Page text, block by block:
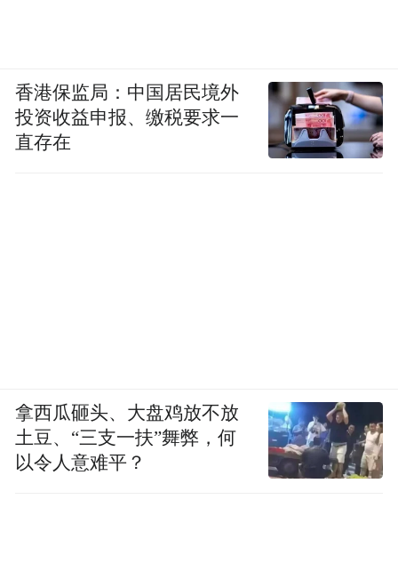
香港保监局：中国居民境外
投资收益申报、缴税要求一
直存在
拿西瓜砸头、大盘鸡放不放
土豆、“三支一扶”舞弊，何
以令人意难平？